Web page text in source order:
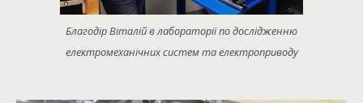
Благодір Віталій в лабораторії по дослідженню
електромеханічних систем та електроприводу